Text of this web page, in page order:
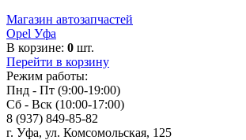
Магазин автозапчастей
Opel Уфа
В корзине: 0 шт.
Перейти в корзину
Режим работы:
Пнд - Пт (9:00-19:00)
Сб - Вск (10:00-17:00)
8 (937) 849-85-82
г. Уфа, ул. Комсомольская, 125